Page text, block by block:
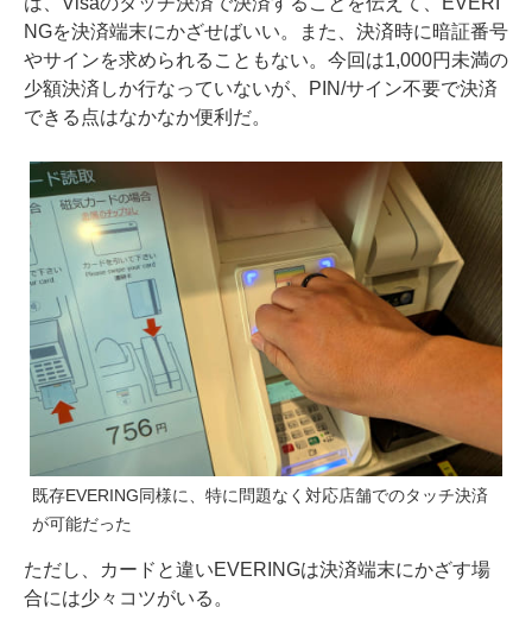
NGを決済端末にかざせばいい。また、決済時に暗証番号
やサインを求められることもない。今回は1,000円未満の
少額決済しか行なっていないが、PIN/サイン不要で決済
できる点はなかなか便利だ。
既存EVERING同様に、特に問題なく対応店舗でのタッチ決済
が可能だった
ただし、カードと違いEVERINGは決済端末にかざす場
合には少々コツがいる。